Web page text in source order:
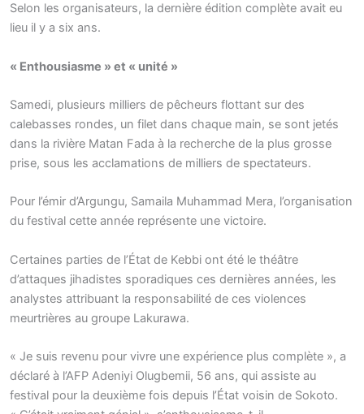
Selon les organisateurs, la dernière édition complète avait eu
lieu il y a six ans.
« Enthousiasme » et « unité »
Samedi, plusieurs milliers de pêcheurs flottant sur des
calebasses rondes, un filet dans chaque main, se sont jetés
dans la rivière Matan Fada à la recherche de la plus grosse
prise, sous les acclamations de milliers de spectateurs.
Pour l’émir d’Argungu, Samaila Muhammad Mera, l’organisation
du festival cette année représente une victoire.
Certaines parties de l’État de Kebbi ont été le théâtre
d’attaques jihadistes sporadiques ces dernières années, les
analystes attribuant la responsabilité de ces violences
meurtrières au groupe Lakurawa.
« Je suis revenu pour vivre une expérience plus complète », a
déclaré à l’AFP Adeniyi Olugbemii, 56 ans, qui assiste au
festival pour la deuxième fois depuis l’État voisin de Sokoto.